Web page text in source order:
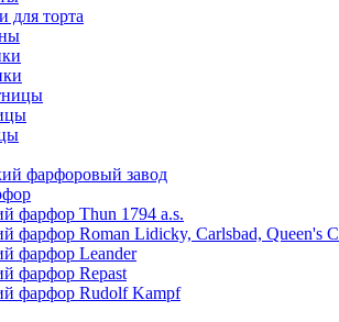
для торта
фарфоровый завод
фарфор Thun 1794 a.s.
фарфор Roman Lidicky, Carlsbad, Queen's
фарфор Leander
фарфор Repast
фарфор Rudolf Kampf